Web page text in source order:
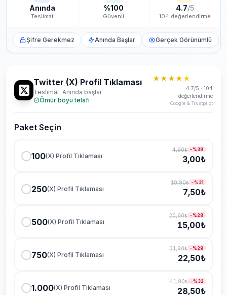
Anında
Teslimat
%100
Güvenli
4.7/5
104 değerlendirme
Şifre Gerekmez Anında Başlar Gerçek Görünümlü
Twitter (X) Profil Tıklaması
Teslimat: Anında başlar
Ömür boyu telafi
★★★★★
4.7/5 · 104
değerlendirme
Google & Trustpilot
Paket Seçin
100(X) Profil Tıklaması
4,90₺ −%39
3,00₺
250(X) Profil Tıklaması
10,90₺ −%31
7,50₺
500(X) Profil Tıklaması
20,90₺ −%28
15,00₺
750(X) Profil Tıklaması
31,90₺ −%29
22,50₺
1.000(X) Profil Tıklaması
41,90₺ −%32
28,50₺
Sohbet Yardım
Hangi ödeme yöntemleri var?